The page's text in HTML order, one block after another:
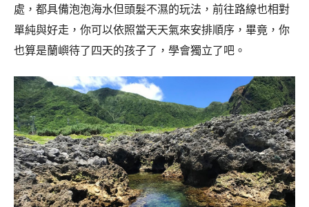
處，都具備泡泡海水但頭髮不濕的玩法，前往路線也相對
單純與好走，你可以依照當天天氣來安排順序，畢竟，你
也算是蘭嶼待了四天的孩子了，學會獨立了吧。